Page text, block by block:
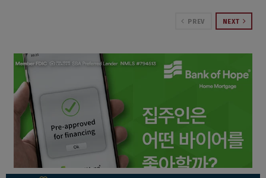
PREV NEXT